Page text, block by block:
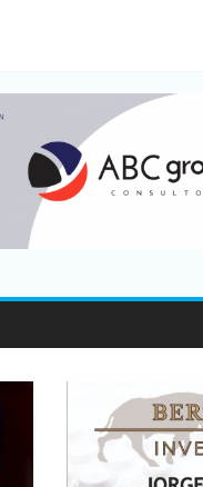
viajaron por el país,